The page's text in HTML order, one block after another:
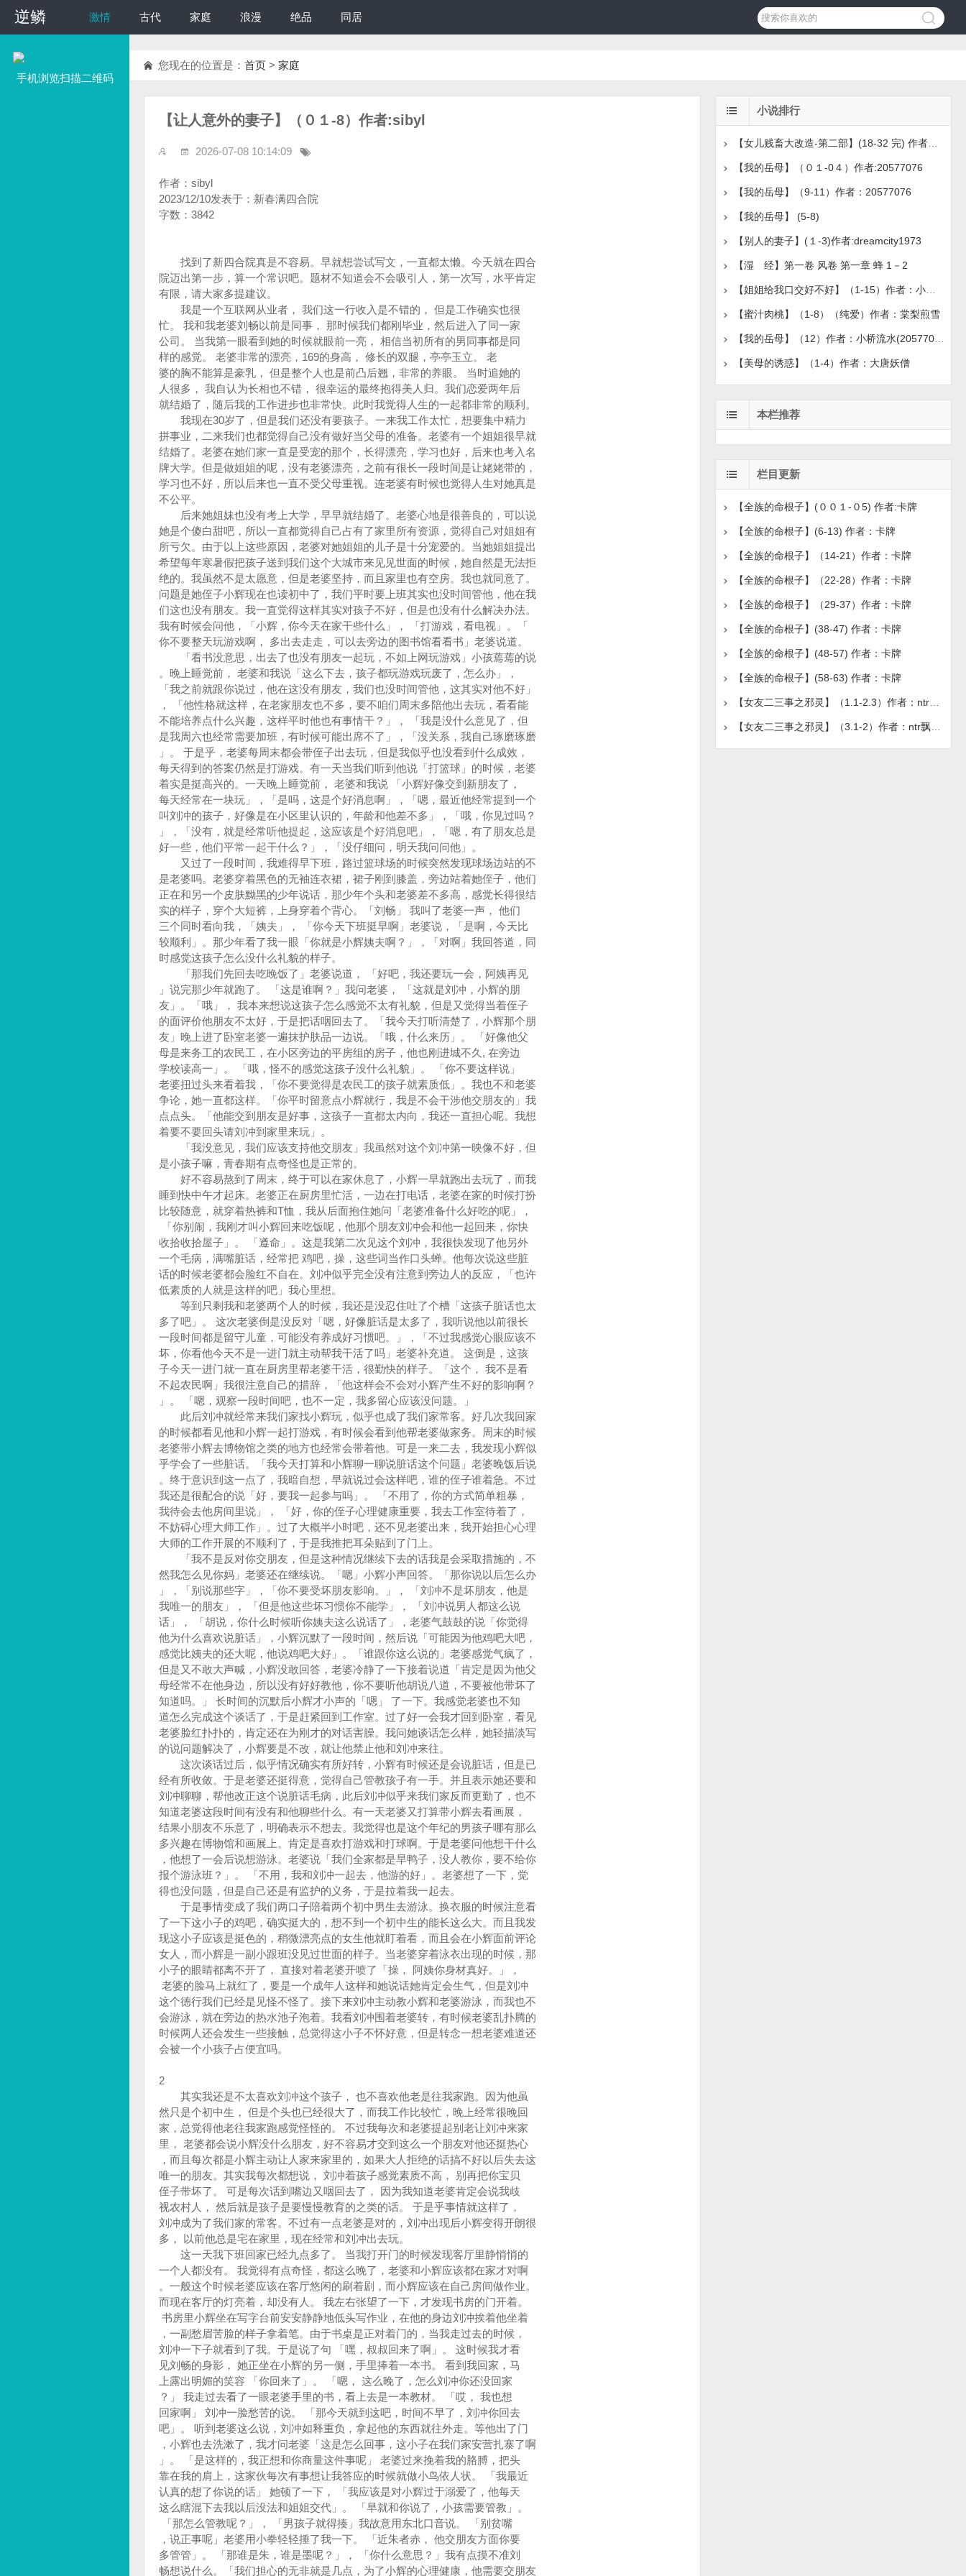
逆鳞
逆鳞 激情 古代 家庭 浪漫 绝品 同居
手机浏览扫描二维码
您现在的位置是： 首页 > 家庭
【让人意外的妻子】（０１-8）作者:sibyl
2026-07-08 10:14:09
作者：sibyl
2023/12/10发表于：新春满四合院
字数：3842
找到了新四合院真是不容易。早就想尝试写文，一直都太懒。今天就在四合
院迈出第一步，算一个常识吧。题材不知道会不会吸引人，第一次写，水平肯定
有限，请大家多提建议。
我是一个互联网从业者， 我们这一行收入是不错的， 但是工作确实也很
忙。 我和我老婆刘畅以前是同事， 那时候我们都刚毕业，然后进入了同一家
公司。 当我第一眼看到她的时候就眼前一亮， 相信当初所有的男同事都是同
样的感觉。 老婆非常的漂亮，169的身高， 修长的双腿，亭亭玉立。 老
婆的胸不能算是豪乳， 但是整个人也是前凸后翘，非常的养眼。 当时追她的
人很多， 我自认为长相也不错， 很幸运的最终抱得美人归。我们恋爱两年后
就结婚了，随后我的工作进步也非常快。此时我觉得人生的一起都非常的顺利。
我现在30岁了，但是我们还没有要孩子。一来我工作太忙，想要集中精力
拼事业，二来我们也都觉得自己没有做好当父母的准备。老婆有一个姐姐很早就
结婚了。老婆在她们家一直是受宠的那个，长得漂亮，学习也好，后来也考入名
牌大学。但是做姐姐的呢，没有老婆漂亮，之前有很长一段时间是让姥姥带的，
学习也不好，所以后来也一直不受父母重视。连老婆有时候也觉得人生对她真是
不公平。
后来她姐妹也没有考上大学，早早就结婚了。老婆心地是很善良的，可以说
她是个傻白甜吧，所以一直都觉得自己占有了家里所有资源，觉得自己对姐姐有
所亏欠。由于以上这些原因，老婆对她姐姐的儿子是十分宠爱的。当她姐姐提出
希望每年寒暑假把孩子送到我们这个大城市来见见世面的时候，她自然是无法拒
绝的。我虽然不是太愿意，但是老婆坚持，而且家里也有空房。我也就同意了。
问题是她侄子小辉现在也读初中了，我们平时要上班其实也没时间管他，他在我
们这也没有朋友。我一直觉得这样其实对孩子不好，但是也没有什么解决办法。
我有时候会问他，「小辉，你今天在家干些什么」， 「打游戏，看电视」。「
你不要整天玩游戏啊， 多出去走走，可以去旁边的图书馆看看书」老婆说道。
「看书没意思，出去了也没有朋友一起玩，不如上网玩游戏」小孩蔫蔫的说
。晚上睡觉前， 老婆和我说「这么下去，孩子都玩游戏玩废了，怎么办」，
「我之前就跟你说过，他在这没有朋友，我们也没时间管他，这其实对他不好」
， 「他性格就这样，在老家朋友也不多，要不咱们周末多陪他出去玩，看看能
不能培养点什么兴趣，这样平时他也有事情干？」， 「我是没什么意见了，但
是我周六也经常需要加班，有时候可能出席不了」，「没关系，我自己琢磨琢磨
」。 于是乎，老婆每周末都会带侄子出去玩，但是我似乎也没看到什么成效，
每天得到的答案仍然是打游戏。有一天当我们听到他说「打篮球」的时候，老婆
着实是挺高兴的。一天晚上睡觉前， 老婆和我说 「小辉好像交到新朋友了，
每天经常在一块玩」，「是吗，这是个好消息啊」，「嗯，最近他经常提到一个
叫刘冲的孩子，好像是在小区里认识的，年龄和他差不多」，「哦，你见过吗？
」，「没有，就是经常听他提起，这应该是个好消息吧」，「嗯，有了朋友总是
好一些，他们平常一起干什么？」，「没仔细问，明天我问问他」。
又过了一段时间，我难得早下班，路过篮球场的时候突然发现球场边站的不
是老婆吗。老婆穿着黑色的无袖连衣裙，裙子刚到膝盖，旁边站着她侄子，他们
正在和另一个皮肤黝黑的少年说话，那少年个头和老婆差不多高，感觉长得很结
实的样子，穿个大短裤，上身穿着个背心。「刘畅」 我叫了老婆一声， 他们
三个同时看向我，「姨夫」， 「你今天下班挺早啊」老婆说，「是啊，今天比
较顺利」。那少年看了我一眼「你就是小辉姨夫啊？」，「对啊」我回答道，同
时感觉这孩子怎么没什么礼貌的样子。
「那我们先回去吃晚饭了」老婆说道， 「好吧，我还要玩一会，阿姨再见
」说完那少年就跑了。 「这是谁啊？」我问老婆， 「这就是刘冲，小辉的朋
友」。「哦」， 我本来想说这孩子怎么感觉不太有礼貌，但是又觉得当着侄子
的面评价他朋友不太好，于是把话咽回去了。「我今天打听清楚了，小辉那个朋
友」晚上进了卧室老婆一遍抹护肤品一边说。「哦，什么来历」。 「好像他父
母是来务工的农民工，在小区旁边的平房组的房子，他也刚进城不久, 在旁边
学校读高一」。 「哦，怪不的感觉这孩子没什么礼貌」。 「你不要这样说」
老婆扭过头来看着我，「你不要觉得是农民工的孩子就素质低」。我也不和老婆
争论，她一直都这样。「你平时留意点小辉就行，我是不会干涉他交朋友的」我
点点头。「他能交到朋友是好事，这孩子一直都太内向，我还一直担心呢。我想
着要不要回头请刘冲到家里来玩」。
「我没意见，我们应该支持他交朋友」我虽然对这个刘冲第一映像不好，但
是小孩子嘛，青春期有点奇怪也是正常的。
好不容易熬到了周末，终于可以在家休息了，小辉一早就跑出去玩了，而我
睡到快中午才起床。老婆正在厨房里忙活，一边在打电话，老婆在家的时候打扮
比较随意，就穿着热裤和T恤，我从后面抱住她问「老婆准备什么好吃的呢」，
「你别闹，我刚才叫小辉回来吃饭呢，他那个朋友刘冲会和他一起回来，你快
收拾收拾屋子」。 「遵命」。这是我第二次见这个刘冲，我很快发现了他另外
一个毛病，满嘴脏话，经常把 鸡吧，操，这些词当作口头蝉。他每次说这些脏
话的时候老婆都会脸红不自在。刘冲似乎完全没有注意到旁边人的反应，「也许
低素质的人就是这样的吧」我心里想。
等到只剩我和老婆两个人的时候，我还是没忍住吐了个槽「这孩子脏话也太
多了吧」。 这次老婆倒是没反对「嗯，好像脏话是太多了，我听说他以前很长
一段时间都是留守儿童，可能没有养成好习惯吧。」，「不过我感觉心眼应该不
坏，你看他今天不是一进门就主动帮我干活了吗」老婆补充道。 这倒是，这孩
子今天一进门就一直在厨房里帮老婆干活，很勤快的样子。「这个， 我不是看
不起农民啊」我很注意自己的措辞，「他这样会不会对小辉产生不好的影响啊？
」。 「嗯，观察一段时间吧，也不一定，我多留心应该没问题。」
此后刘冲就经常来我们家找小辉玩，似乎也成了我们家常客。好几次我回家
的时候都看见他和小辉一起打游戏，有时候会看到他帮老婆做家务。周末的时候
老婆带小辉去博物馆之类的地方也经常会带着他。可是一来二去，我发现小辉似
乎学会了一些脏话。「我今天打算和小辉聊一聊说脏话这个问题」老婆晚饭后说
。终于意识到这一点了，我暗自想，早就说过会这样吧，谁的侄子谁着急。不过
我还是很配合的说「好，要我一起参与吗」。 「不用了，你的方式简单粗暴，
我待会去他房间里说」， 「好，你的侄子心理健康重要，我去工作室待着了，
不妨碍心理大师工作」。过了大概半小时吧，还不见老婆出来，我开始担心心理
大师的工作开展的不顺利了，于是我推把耳朵贴到了门上。
「我不是反对你交朋友，但是这种情况继续下去的话我是会采取措施的，不
然我怎么见你妈」老婆还在继续说。「嗯」小辉小声回答。「那你说以后怎么办
」，「别说那些字」，「你不要受坏朋友影响。」， 「刘冲不是坏朋友，他是
我唯一的朋友」， 「但是他这些坏习惯你不能学」， 「刘冲说男人都这么说
话」， 「胡说，你什么时候听你姨夫这么说话了」，老婆气鼓鼓的说「你觉得
他为什么喜欢说脏话」，小辉沉默了一段时间，然后说「可能因为他鸡吧大吧，
感觉比姨夫的还大呢，他说鸡吧大好」。「谁跟你这么说的」老婆感觉气疯了，
但是又不敢大声喊，小辉没敢回答，老婆冷静了一下接着说道「肯定是因为他父
母经常不在他身边，所以没有好好教他，你不要听他胡说八道，不要被他带坏了
知道吗。」 长时间的沉默后小辉才小声的「嗯」 了一下。我感觉老婆也不知
道怎么完成这个谈话了，于是赶紧回到工作室。过了好一会我才回到卧室，看见
老婆脸红扑扑的，肯定还在为刚才的对话害臊。我问她谈话怎么样，她轻描淡写
的说问题解决了，小辉要是不改，就让他禁止他和刘冲来往。
这次谈话过后，似乎情况确实有所好转，小辉有时候还是会说脏话，但是已
经有所收敛。于是老婆还挺得意，觉得自己管教孩子有一手。并且表示她还要和
刘冲聊聊，帮他改正这个说脏话毛病，此后刘冲似乎来我们家反而更勤了，也不
知道老婆这段时间有没有和他聊些什么。有一天老婆又打算带小辉去看画展，
结果小朋友不乐意了，明确表示不想去。我觉得也是这个年纪的男孩子哪有那么
多兴趣在博物馆和画展上。肯定是喜欢打游戏和打球啊。于是老婆问他想干什么
，他想了一会后说想游泳。老婆说「我们全家都是旱鸭子，没人教你，要不给你
报个游泳班？」。 「不用，我和刘冲一起去，他游的好」。老婆想了一下，觉
得也没问题，但是自己还是有监护的义务，于是拉着我一起去。
于是事情变成了我们两口子陪着两个初中男生去游泳。换衣服的时候注意看
了一下这小子的鸡吧，确实挺大的，想不到一个初中生的能长这么大。而且我发
现这小子应该是挺色的，稍微漂亮点的女生他就盯着看，而且会在小辉面前评论
女人，而小辉是一副小跟班没见过世面的样子。当老婆穿着泳衣出现的时候，那
小子的眼睛都离不开了， 直接对着老婆开喷了「操， 阿姨你身材真好。」，
老婆的脸马上就红了，要是一个成年人这样和她说话她肯定会生气，但是刘冲
这个德行我们已经是见怪不怪了。接下来刘冲主动教小辉和老婆游泳，而我也不
会游泳，就在旁边的热水池子泡着。我看刘冲围着老婆转，有时候老婆乱扑腾的
时候两人还会发生一些接触，总觉得这小子不怀好意，但是转念一想老婆难道还
会被一个小孩子占便宜吗。
2
其实我还是不太喜欢刘冲这个孩子， 也不喜欢他老是往我家跑。因为他虽
然只是个初中生， 但是个头也已经很大了，而我工作比较忙，晚上经常很晚回
家，总觉得他老往我家跑感觉怪怪的。 不过我每次和老婆提起别老让刘冲来家
里， 老婆都会说小辉没什么朋友，好不容易才交到这么一个朋友对他还挺热心
，而且每次都是小辉主动让人家来家里的，如果大人拒绝的话搞不好以后失去这
唯一的朋友。其实我每次都想说， 刘冲着孩子感觉素质不高， 别再把你宝贝
侄子带坏了。 可是每次话到嘴边又咽回去了， 因为我知道老婆肯定会说我歧
视农村人， 然后就是孩子是要慢慢教育的之类的话。 于是乎事情就这样了，
刘冲成为了我们家的常客。不过有一点老婆是对的，刘冲出现后小辉变得开朗很
多， 以前他总是宅在家里，现在经常和刘冲出去玩。
这一天我下班回家已经九点多了。 当我打开门的时候发现客厅里静悄悄的
一个人都没有。 我觉得有点奇怪，都这么晚了，老婆和小辉应该都在家才对啊
。一般这个时候老婆应该在客厅悠闲的刷着剧，而小辉应该在自己房间做作业。
而现在客厅的灯亮着，却没有人。 我左右张望了一下，才发现书房的门开着。
书房里小辉坐在写字台前安安静静地低头写作业，在他的身边刘冲挨着他坐着
，一副愁眉苦脸的样子拿着笔。由于书桌是正对着门的，当我走过去的时候，
刘冲一下子就看到了我。于是说了句 「嘿，叔叔回来了啊」。 这时候我才看
见刘畅的身影， 她正坐在小辉的另一侧，手里捧着一本书。 看到我回家，马
上露出明媚的笑容 「你回来了」。 「嗯， 这么晚了，怎么刘冲你还没回家
？」 我走过去看了一眼老婆手里的书，看上去是一本教材。 「哎， 我也想
回家啊」 刘冲一脸愁苦的说。 「那今天就到这吧，时间不早了，刘冲你回去
吧」。 听到老婆这么说，刘冲如释重负，拿起他的东西就往外走。等他出了门
，小辉也去洗漱了，我才问老婆「这是怎么回事，这小子在我们家安营扎寨了啊
」。 「是这样的，我正想和你商量这件事呢」 老婆过来挽着我的胳膊，把头
靠在我的肩上，这家伙每次有事想让我答应的时候就做小鸟依人状。 「我最近
认真的想了你说的话」 她顿了一下， 「我应该是对小辉过于溺爱了，他每天
这么瞎混下去我以后没法和姐姐交代」。 「早就和你说了，小孩需要管教」。
「那怎么管教呢？」， 「男孩子就得揍」我故意用东北口音说。 「别贫嘴
，说正事呢」老婆用小拳轻轻捶了我一下。 「近朱者赤， 他交朋友方面你要
多管管」。 「那谁是朱，谁是墨呢？」， 「你什么意思？」我有点摸不准刘
畅想说什么。「我们担心的无非就是几点，为了小辉的心理健康，他需要交朋友
小说排行
【女儿贱畜大改造-第二部】(18-32 完) 作者：无名
【我的岳母】（０１-0４）作者:20577076
【我的岳母】（9-11）作者：20577076
【我的岳母】 (5-8)
【别人的妻子】(１-3)作者:dreamcity1973
【湿 经】第一卷 风卷 第一章 蜂 1－2
【姐姐给我口交好不好】（1-15）作者：小正林媛
【蜜汁肉桃】（1-8）（纯爱）作者：棠梨煎雪
【我的岳母】（12）作者：小桥流水(20577076)
【美母的诱惑】（1-4）作者：大唐妖僧
本栏推荐
栏目更新
【全族的命根子】(００１-０5) 作者:卡牌
【全族的命根子】(6-13) 作者：卡牌
【全族的命根子】（14-21）作者：卡牌
【全族的命根子】（22-28）作者：卡牌
【全族的命根子】（29-37）作者：卡牌
【全族的命根子】(38-47) 作者：卡牌
【全族的命根子】(48-57) 作者：卡牌
【全族的命根子】(58-63) 作者：卡牌
【女友二三事之邪灵】（1.1-2.3）作者：ntr飘柔（zad001）
【女友二三事之邪灵】（3.1-2）作者：ntr飘柔（zad001）